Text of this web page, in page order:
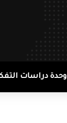
وحدة دراسات